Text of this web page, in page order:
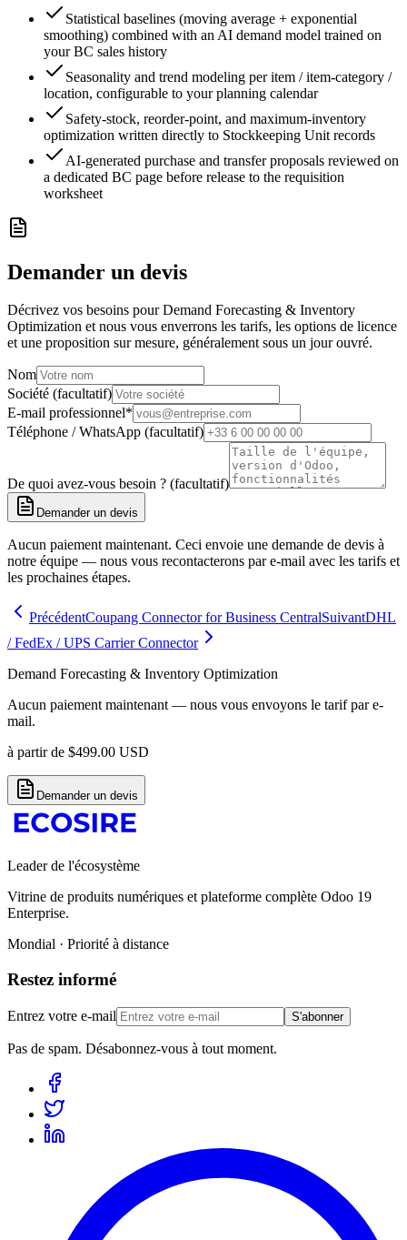
Statistical baselines (moving average + exponential
smoothing) combined with an AI demand model trained on
your BC sales history
Seasonality and trend modeling per item / item-category /
location, configurable to your planning calendar
Safety-stock, reorder-point, and maximum-inventory
optimization written directly to Stockkeeping Unit records
AI-generated purchase and transfer proposals reviewed on
a dedicated BC page before release to the requisition
worksheet
Demander un devis
Décrivez vos besoins pour Demand Forecasting & Inventory
Optimization et nous vous enverrons les tarifs, les options de licence
et une proposition sur mesure, généralement sous un jour ouvré.
Nom
Société (facultatif)
E-mail professionnel*
Téléphone / WhatsApp (facultatif)
De quoi avez-vous besoin ? (facultatif)
Demander un devis
Aucun paiement maintenant. Ceci envoie une demande de devis à
notre équipe — nous vous recontacterons par e-mail avec les tarifs et
les prochaines étapes.
PrécédentCoupang Connector for Business CentralSuivantDHL
/ FedEx / UPS Carrier Connector
Demand Forecasting & Inventory Optimization
Aucun paiement maintenant — nous vous envoyons le tarif par e-
mail.
à partir de $499.00 USD
Demander un devis
Leader de l'écosystème
Vitrine de produits numériques et plateforme complète Odoo 19
Enterprise.
Mondial · Priorité à distance
Restez informé
Entrez votre e-mail S'abonner
Pas de spam. Désabonnez-vous à tout moment.